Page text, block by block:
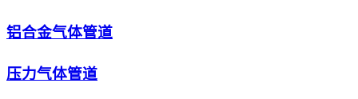
铝合金气体管道
压力气体管道